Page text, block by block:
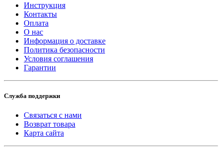
Инструкция
Контакты
Оплата
О нас
Информация о доставке
Политика безопасности
Условия соглашения
Гарантии
Служба поддержки
Связаться с нами
Возврат товара
Карта сайта